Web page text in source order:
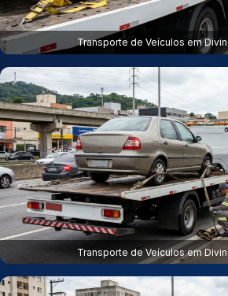
Transporte de Veículos em
Transporte de Veículos em